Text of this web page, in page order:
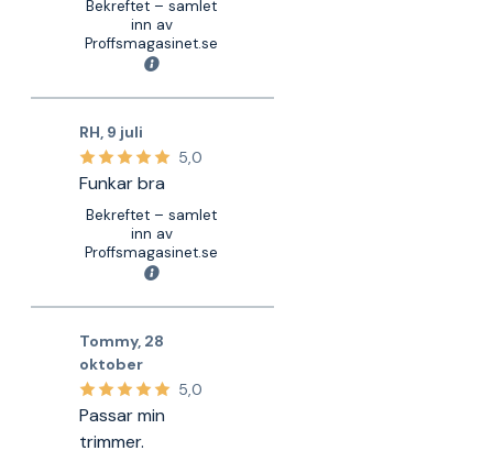
Bekreftet – samlet
inn av
Proffsmagasinet.se
RH 9 juli
5,0
Funkar bra
Bekreftet – samlet
inn av
Proffsmagasinet.se
Tommy, 28
oktober
5,0
Passar min
trimmer.